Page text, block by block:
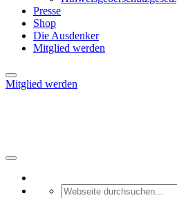
Presse
Shop
Die Ausdenker
Mitglied werden
Mitglied werden